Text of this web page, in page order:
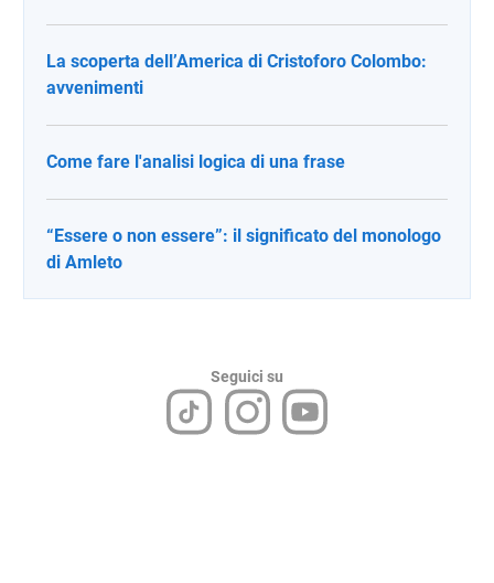
La scoperta dell’America di Cristoforo Colombo:
avvenimenti
Come fare l'analisi logica di una frase
“Essere o non essere”: il significato del monologo
di Amleto
Seguici su